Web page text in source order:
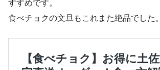
すすめです。
食べチョクの文旦もこれまた絶品でした。